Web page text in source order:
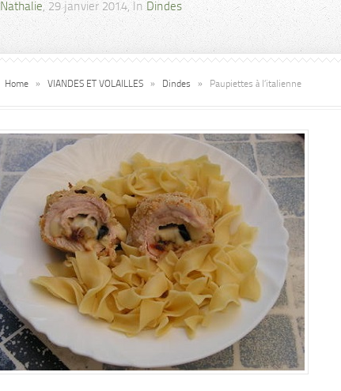
Nathalie, 29 janvier 2014, InDindes
Home » VIANDES ET VOLAILLES » Dindes » Paupiettes à l’italienne